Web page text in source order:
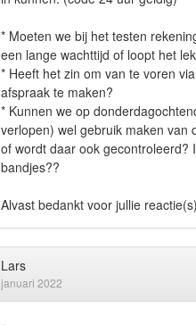
* Moeten we bij het testen
een lange wachttijd of loopt het
* Heeft het zin om van te voren
afspraak te maken?
* Kunnen we op
verlopen) wel gebruik maken van
of wordt daar ook gecontroleerd?
bandjes??
Alvast bedankt voor jullie
Lars
januari 2022